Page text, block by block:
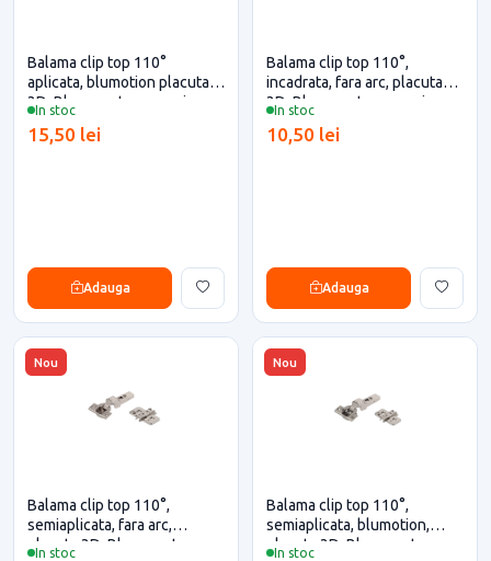
In stoc
Balama clip top 110°
aplicata, blumotion placuta
3D, Blum pentru casa si
15,50 lei
Adauga
In stoc
Balama clip top 110°,
incadrata, fara arc, placuta
3D, Blum pentru casa si
10,50 lei
Adauga
Nou
In stoc
Balama clip top 110°,
semiaplicata, fara arc,
placuta 3D, Blum pentru
Nou
In stoc
Balama clip top 110°,
semiaplicata, blumotion,
placuta 3D, Blum pentru